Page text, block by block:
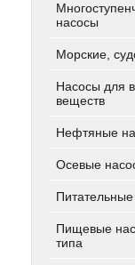
насосы
Морские,
Насосы для
веществ
Нефтяные
Осевые
Пищевые
типа